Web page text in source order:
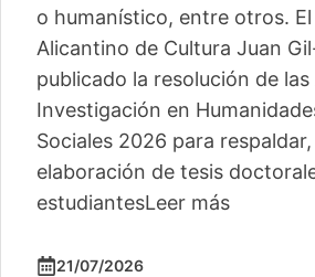
o humanístico, entre otros.
Alicantino de Cultura Juan
publicado la resolución de las
Investigación en
Sociales 2026 para
elaboración de tesis
estudiantesLeer más
21/07/2026